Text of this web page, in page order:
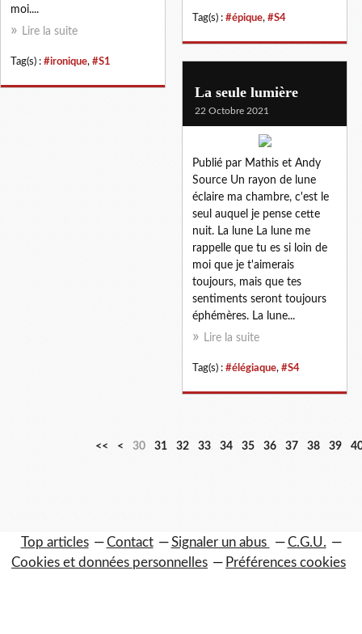
Tag(s) : #épique, #S4
moi....
Lire la suite
Tag(s) : #ironique, #S1
La seule lumière
22 Octobre 2021
Publié par Mathis et Andy
Source Un rayon de lune
éclaire ma chambre, c'est le
seul auquel je pense cette
nuit. La lune La lune me
rappelle que tu es si loin de
moi que je t'aimerais
toujours, mais que tes
sentiments seront toujours
éphémères. La lune...
Lire la suite
Tag(s) : #élégiaque, #S4
<< <
1
2
30 31 32 33 34 35 36 37 38 39
Top articles Contact Signaler un abus
C.G.U.
Cookies et données personnelles
Préférences cookies